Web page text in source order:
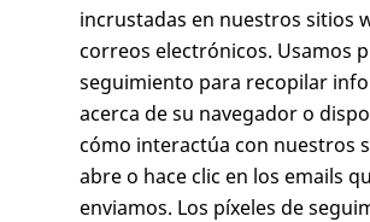
incrustadas en nuestros sitios
correos electrónicos. Usamos
seguimiento para recopilar
acerca de su navegador o
cómo interactúa con nuestros
abre o hace clic en los emails
enviamos. Los píxeles de